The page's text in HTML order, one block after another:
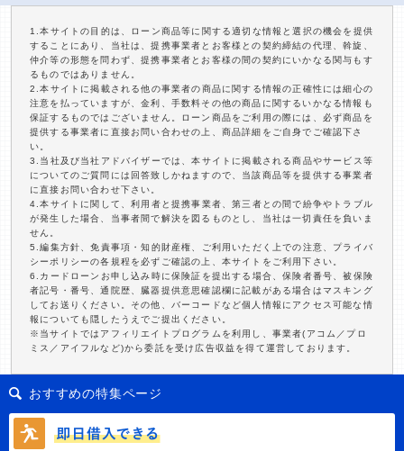
1.本サイトの目的は、ローン商品等に関する適切な情報と選択の機会を提供
することにあり、当社は、提携事業者とお客様との契約締結の代理、斡旋、
仲介等の形態を問わず、提携事業者とお客様の間の契約にいかなる関与もす
るものではありません。
2.本サイトに掲載される他の事業者の商品に関する情報の正確性には細心の
注意を払っていますが、金利、手数料その他の商品に関するいかなる情報も
保証するものではございません。ローン商品をご利用の際には、必ず商品を
提供する事業者に直接お問い合わせの上、商品詳細をご自身でご確認下さ
い。
3.当社及び当社アドバイザーでは、本サイトに掲載される商品やサービス等
についてのご質問には回答致しかねますので、当該商品等を提供する事業者
に直接お問い合わせ下さい。
4.本サイトに関して、利用者と提携事業者、第三者との間で紛争やトラブル
が発生した場合、当事者間で解決を図るものとし、当社は一切責任を負いま
せん。
5.編集方針、免責事項・知的財産権、ご利用いただく上での注意、プライバ
シーポリシーの各規程を必ずご確認の上、本サイトをご利用下さい。
6.カードローンお申し込み時に保険証を提出する場合、保険者番号、被保険
者記号・番号、通院歴、臓器提供意思確認欄に記載がある場合はマスキング
してお送りください。その他、バーコードなど個人情報にアクセス可能な情
報についても隠したうえでご提出ください。
※当サイトではアフィリエイトプログラムを利用し、事業者(アコム／プロ
ミス／アイフルなど)から委託を受け広告収益を得て運営しております。
おすすめの特集ページ